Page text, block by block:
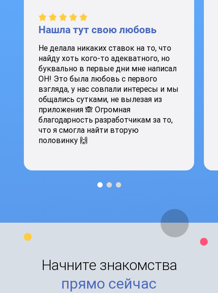
Нашла тут свою любовь
Не делала никаких ставок на то, что
найду хоть кого-то адекватного, но
буквально в первые дни мне написал
ОН! Это была любовь с первого
взгляда, у нас совпали интересы и мы
общались сутками, не вылезая из
приложения 🙈 Огромная
благодарность разработчикам за то,
что я смогла найти вторую
половинку 🙌
Начните знакомства
прямо сейчас